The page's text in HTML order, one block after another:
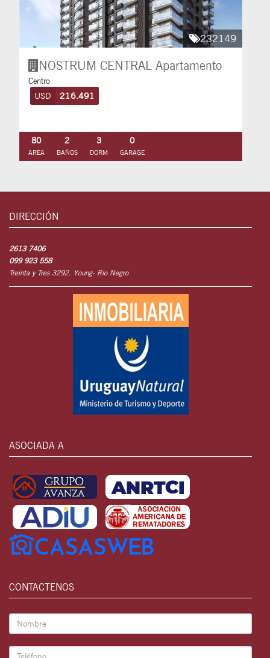
232149
NOSTRUM CENTRAL Apartamento
Centro
USD 216.491
80
AREA
2
BAÑOS
3
DORM
0
GARAGE
DIRECCIÓN
2613 7406
099 923 558
Treinta y Tres 3292. Young- Rio Negro
ASOCIADA A
CONTACTENOS